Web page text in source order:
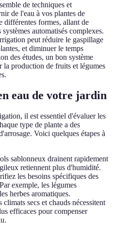
de techniques et
de l'eau à vos plantes de
différentes formes, allant de
automatisés complexes.
peut réduire le gaspillage
et diminuer le temps
des études, un bon système
la production de fruits et légumes
eau de votre jardin
il est essentiel d'évaluer les
type de plante a des
Voici quelques étapes à
sablonneux drainent rapidement
retiennent plus d'humidité.
les besoins spécifiques des
exemple, les légumes
herbes aromatiques.
climats secs et chauds nécessitent
efficaces pour compenser